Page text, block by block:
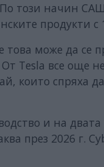
този начин
продукти с
това може да се
Tesla все още
които спряха
и на
през 2026 г.